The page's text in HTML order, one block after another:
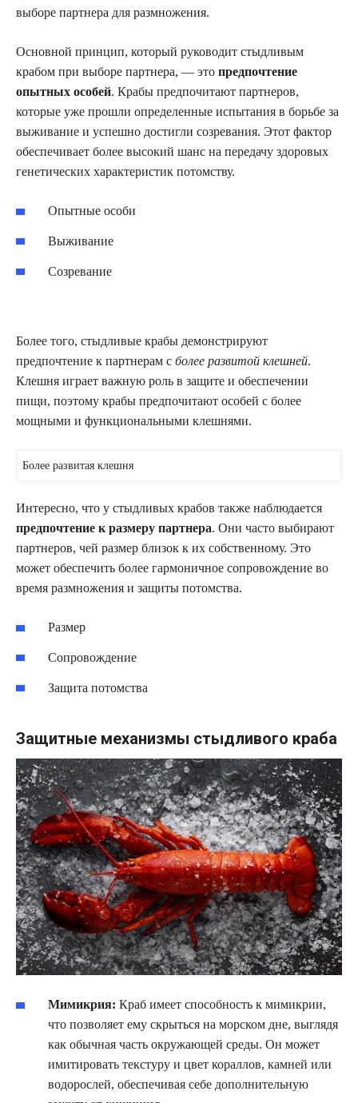
выборе партнера для размножения.
Основной принцип, который руководит стыдливым
крабом при выборе партнера, — это предпочтение
опытных особей. Крабы предпочитают партнеров,
которые уже прошли определенные испытания в борьбе за
выживание и успешно достигли созревания. Этот фактор
обеспечивает более высокий шанс на передачу здоровых
генетических характеристик потомству.
Опытные особи
Выживание
Созревание
Более того, стыдливые крабы демонстрируют
предпочтение к партнерам с более развитой клешней.
Клешня играет важную роль в защите и обеспечении
пищи, поэтому крабы предпочитают особей с более
мощными и функциональными клешнями.
Более развитая клешня
Интересно, что у стыдливых крабов также наблюдается
предпочтение к размеру партнера. Они часто выбирают
партнеров, чей размер близок к их собственному. Это
может обеспечить более гармоничное сопровождение во
время размножения и защиты потомства.
Размер
Сопровождение
Защита потомства
Защитные механизмы стыдливого краба
Мимикрия: Краб имеет способность к мимикрии,
что позволяет ему скрыться на морском дне, выглядя
как обычная часть окружающей среды. Он может
имитировать текстуру и цвет кораллов, камней или
водорослей, обеспечивая себе дополнительную